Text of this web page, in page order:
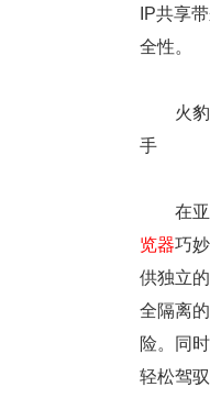
IP共享
全性。
火豹电
手
在亚
览器巧
供独立
全隔离
险。同
轻松驾